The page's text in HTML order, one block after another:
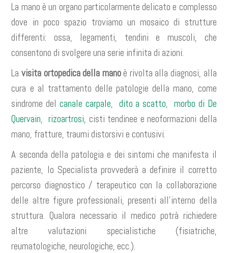
La mano è un organo particolarmente delicato e complesso
dove in poco spazio troviamo un mosaico di strutture
differenti: ossa, legamenti, tendini e muscoli, che
consentono di svolgere una serie infinita di azioni.
La visita ortopedica della manoè rivolta alla diagnosi, alla
cura e al trattamento delle patologie della mano, come
sindrome delcanale carpale, dito a scatto, morbo di De
Quervain, rizoartrosi, cisti tendinee e neoformazioni della
mano, fratture, traumi distorsivi e contusivi.
A seconda della patologia e dei sintomi che manifesta il
paziente, lo Specialista provvederà a definire il corretto
percorso diagnostico / terapeutico con la collaborazione
delle altre figure professionali, presenti all’interno della
struttura. Qualora necessario il medico potrà richiedere
altre valutazioni specialistiche (fisiatriche,
reumatologiche, neurologiche, ecc.).